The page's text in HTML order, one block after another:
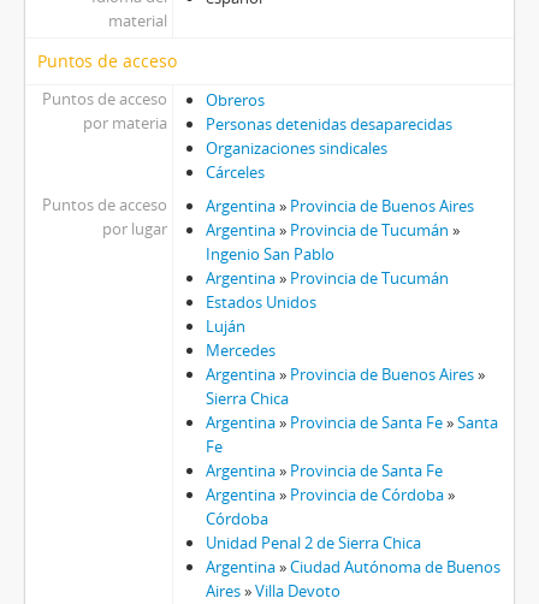
material
Puntos de acceso
Puntos de acceso
por materia
Obreros
Personas detenidas desaparecidas
Organizaciones sindicales
Cárceles
Puntos de acceso
por lugar
Argentina» Provincia de Buenos Aires
Argentina» Provincia de Tucumán »
Ingenio San Pablo
Argentina» Provincia de Tucumán
Estados Unidos
Luján
Mercedes
Argentina» Provincia de Buenos Aires»
Sierra Chica
Argentina» Provincia de Santa Fe»Santa
Fe
Argentina» Provincia de Santa Fe
Argentina» Provincia de Córdoba»
Córdoba
Unidad Penal 2 de Sierra Chica
Argentina»Ciudad Autónoma de Buenos
Aires»Villa Devoto